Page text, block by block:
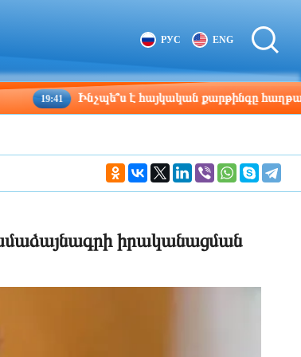
РУС ENG
Ինչպե՞ս է հայկական քարթինգը հաղթահարում
իրականացման